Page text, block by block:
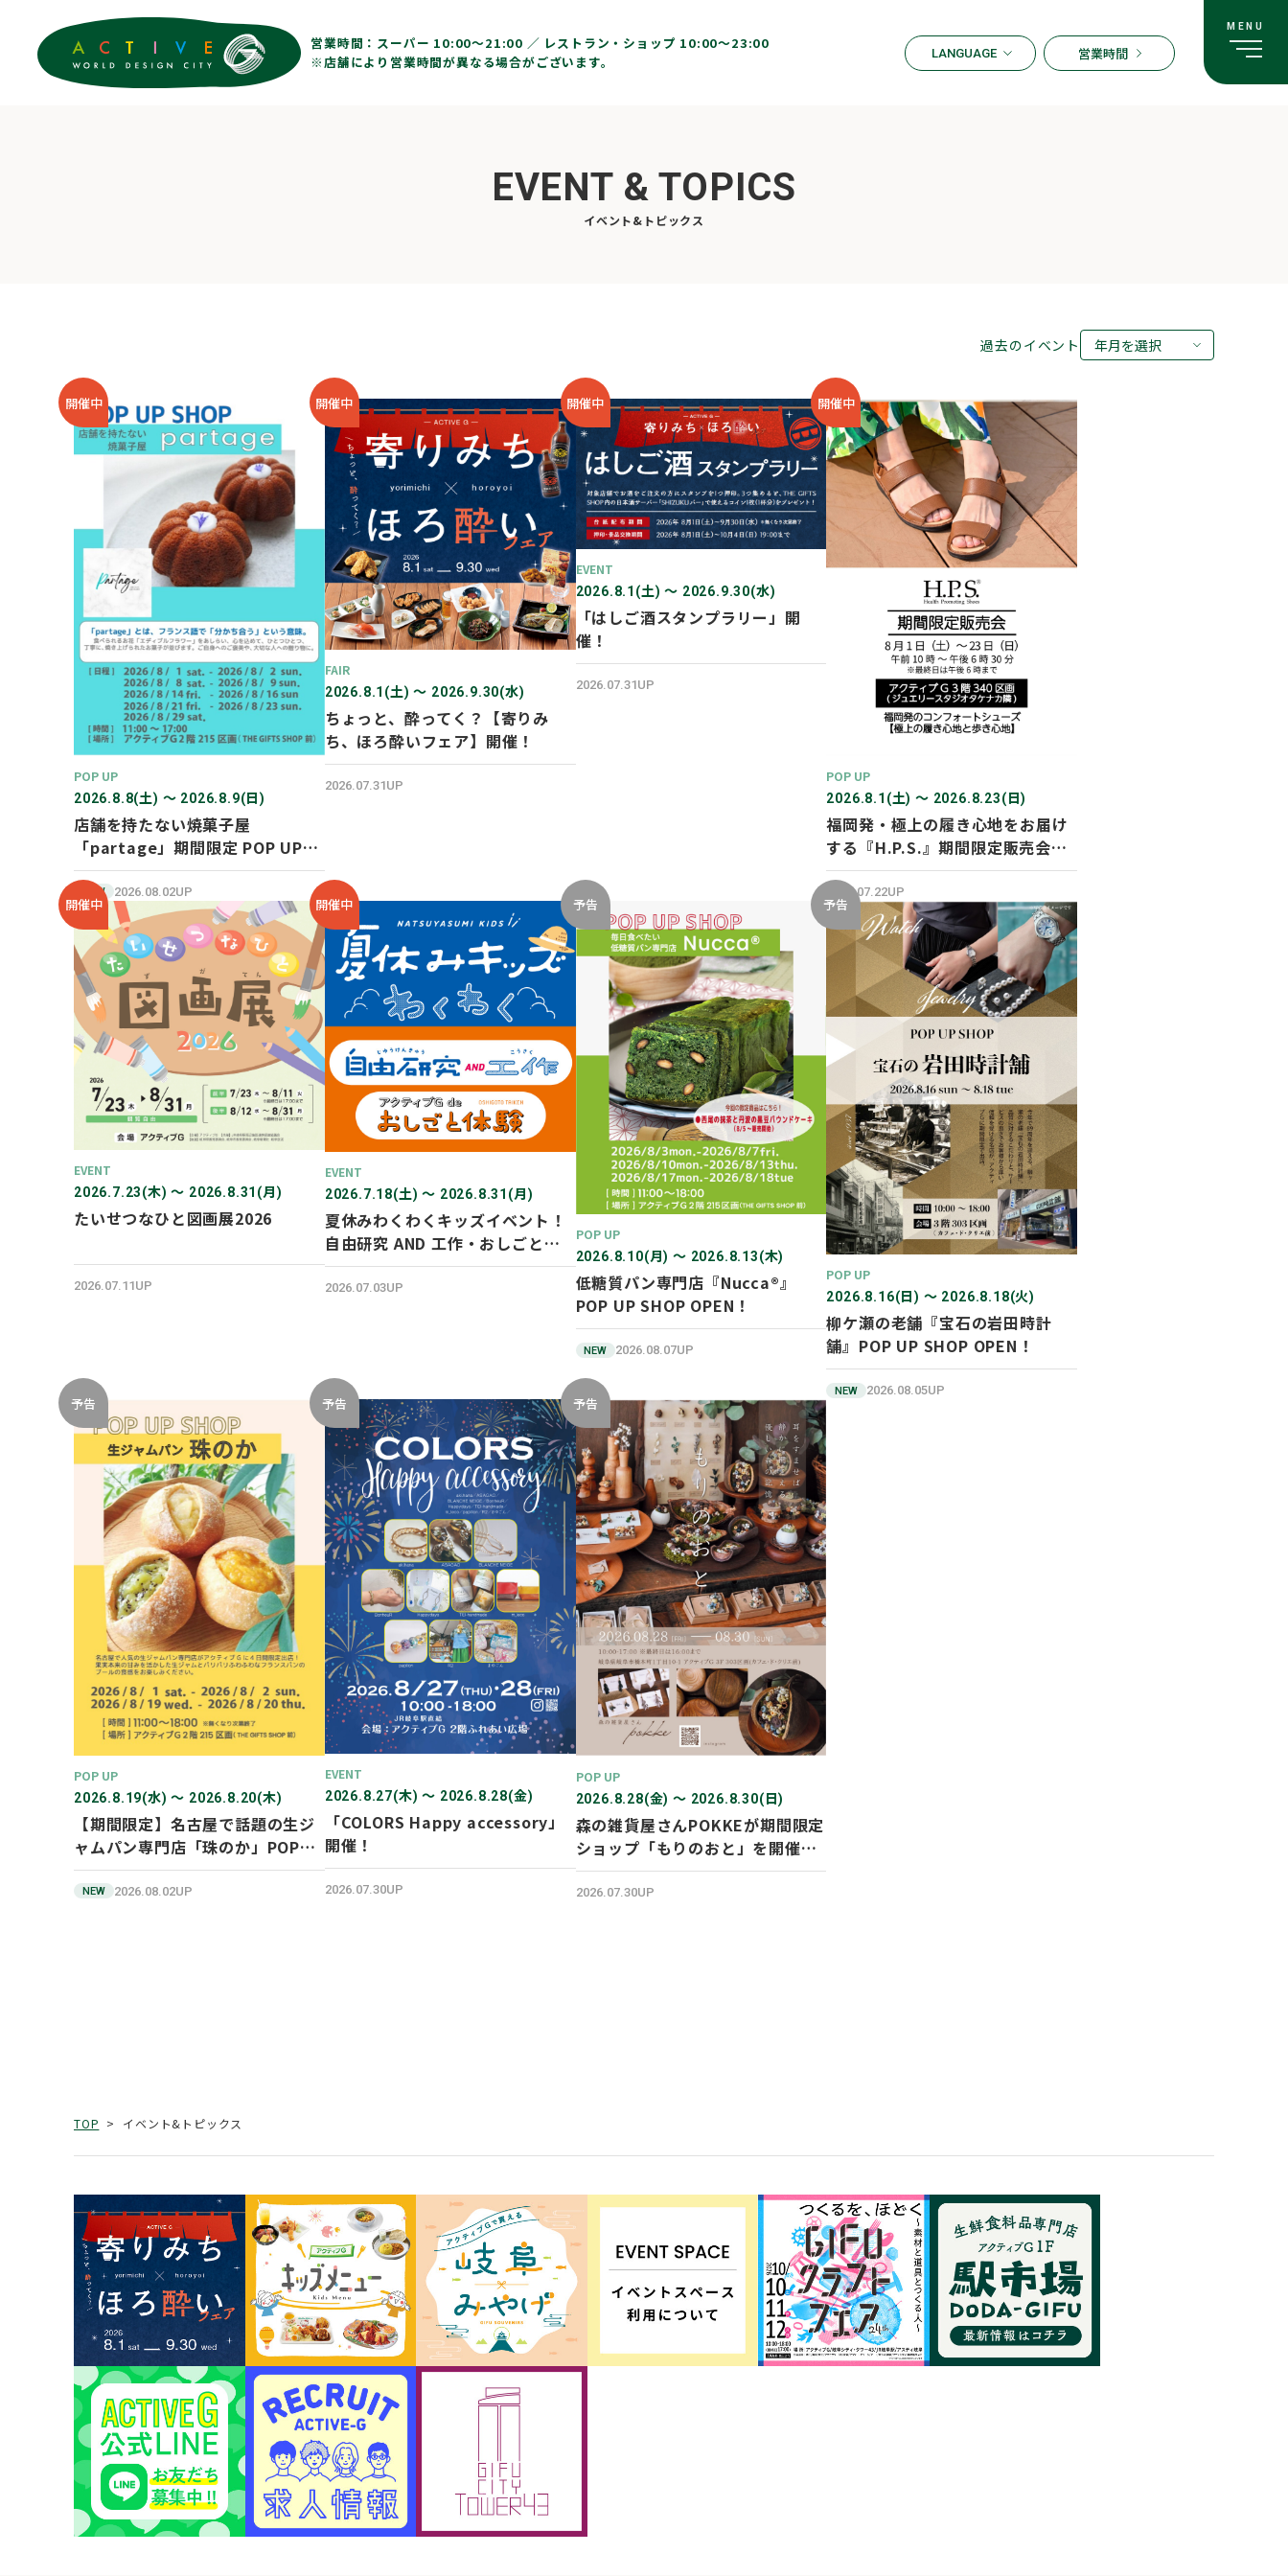
営業時間： スーパー 10:00〜21:00 ／ レストラン・ショップ 10:00～23:00
※店舗により営業時間が異なる場合がございます。
LANGUAGE 営業時間
EVENT & TOPICS
イベント&トピックス
過去のイベント
年月を選択
開催中
POP UP
2026.8.8(土) 〜 2026.8.9(日)
店舗を持たない焼菓子屋
「partage」期間限定 POP UP
SHOP オープン！
NEW 2026.08.02UP
開催中
FAIR
2026.8.1(土) 〜 2026.9.30(水)
ちょっと、酔ってく？【寄りみ
ち、ほろ酔いフェア】開催！
2026.07.31UP
開催中
EVENT
2026.8.1(土) 〜 2026.9.30(水)
「はしご酒スタンプラリー」開
催！
2026.07.31UP
開催中
POP UP
2026.8.1(土) 〜 2026.8.23(日)
福岡発・極上の履き心地をお届け
する『H.P.S.』期間限定販売会を
開催✨
2026.07.22UP
開催中
EVENT
2026.7.23(木) 〜 2026.8.31(月)
たいせつなひと図画展2026
2026.07.11UP
開催中
EVENT
2026.7.18(土) 〜 2026.8.31(月)
夏休みわくわくキッズイベント！
自由研究 AND 工作・おしごと体
験！
2026.07.03UP
予告
POP UP
2026.8.10(月) 〜 2026.8.13(木)
低糖質パン専門店『Nucca®』
POP UP SHOP OPEN！
NEW 2026.08.07UP
予告
POP UP
2026.8.16(日) 〜 2026.8.18(火)
柳ケ瀬の老舗『宝石の岩田時計
舗』POP UP SHOP OPEN！
NEW 2026.08.05UP
予告
POP UP
2026.8.19(水) 〜 2026.8.20(木)
【期間限定】名古屋で話題の生ジ
ャムパン専門店「珠のか」POP
UP SHOP
NEW 2026.08.02UP
予告
EVENT
2026.8.27(木) 〜 2026.8.28(金)
「COLORS Happy accessory」
開催！
2026.07.30UP
予告
POP UP
2026.8.28(金) 〜 2026.8.30(日)
森の雑貨屋さんPOKKEが期間限定
ショップ「もりのおと」を開催し
ます！
2026.07.30UP
TOP イベント&トピックス